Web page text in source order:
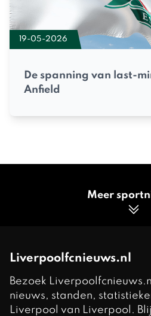
19-05-2026
De spanning van last-
Anfield
Meer
Liverpoolfcnieuws.nl
Bezoek
nieuws, standen,
Liverpool van Liverpool.